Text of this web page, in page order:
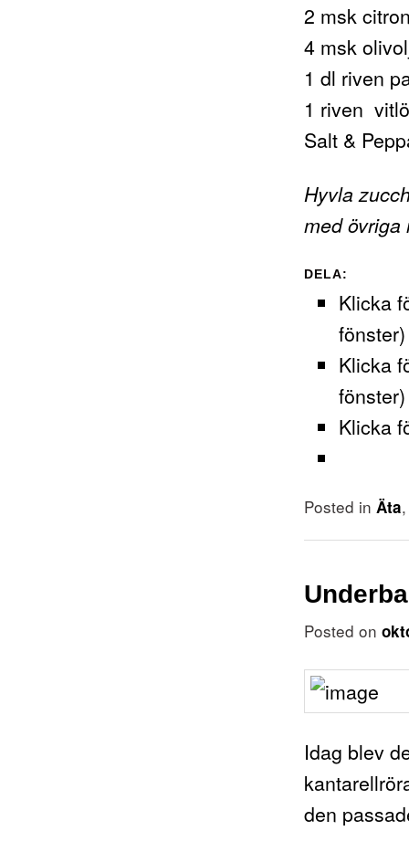
2 msk
4 msk
1 dl riven
1 riven
Salt &
Hyvla
med övriga
DELA:
Klicka
fönster)
Klicka
fönster)
Klicka
Posted in Äta
Posted on
Idag blev
den